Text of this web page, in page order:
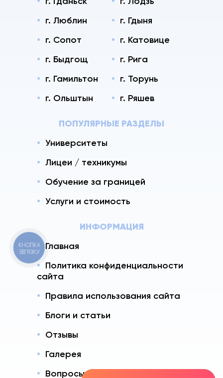
г. Люблин
г. Гдыня
г. Сопот
г. Катовице
г. Быдгощ
г. Рига
г. Гамильтон
г. Торунь
г. Ольштын
г. Ряшев
ПОПУЛЯРНЫЕ РАЗДЕЛЫ
Университеты
Лицеи / техникумы
Обучение за границей
Услуги и стоимость
ИНФОРМАЦИЯ
Главная
Политика конфиденциальности
сайта
Правила использования сайта
Блоги и статьи
Отзывы
Галерея
Вопросы - Ответы
КНОПКА
ЗВ'ЯЗКУ